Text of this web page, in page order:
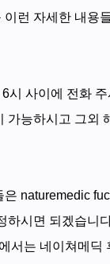
런 자세한 내용
시 사이에 전화
가능하시고 그외
naturemedic
하시면 되겠습니
서는 네이쳐메